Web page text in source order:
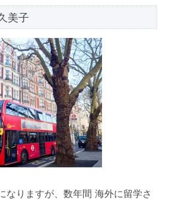
美子
りますが、数年間 海外に留学さ